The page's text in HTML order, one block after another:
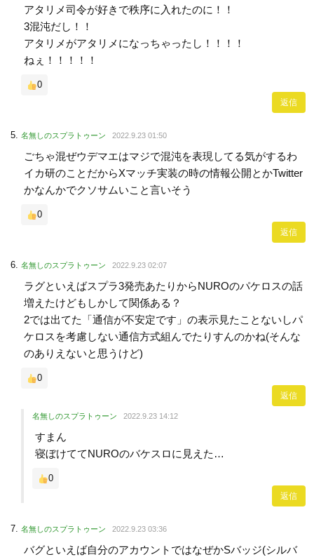
アタリメ司令が好きで秩序に入れたのに！！
3混沌だし！！
アタリメがアタリメになっちゃったし！！！！
ねぇ！！！！！
0
返信
名無しのスプラトゥーン 2022.9.23 01:50
ごちゃ混ぜウデマエはマジで混沌を表現してる気がするわ
イカ研のことだからXマッチ実装の時の情報公開とかTwitter
かなんかでクソサムいこと言いそう
0
返信
名無しのスプラトゥーン 2022.9.23 02:07
ラグといえばスプラ3発売あたりからNUROのパケロスの話
増えたけどもしかして関係ある？
2では出てた「通信が不安定です」の表示見たことないしパ
ケロスを考慮しない通信方式組んでたりすんのかね(そんな
のありえないと思うけど)
0
返信
名無しのスプラトゥーン 2022.9.23 14:12
すまん
寝ぼけててNUROのバケスロに見えた…
0
返信
名無しのスプラトゥーン 2022.9.23 03:36
バグといえば自分のアカウントではなぜかSバッジ(シルバ